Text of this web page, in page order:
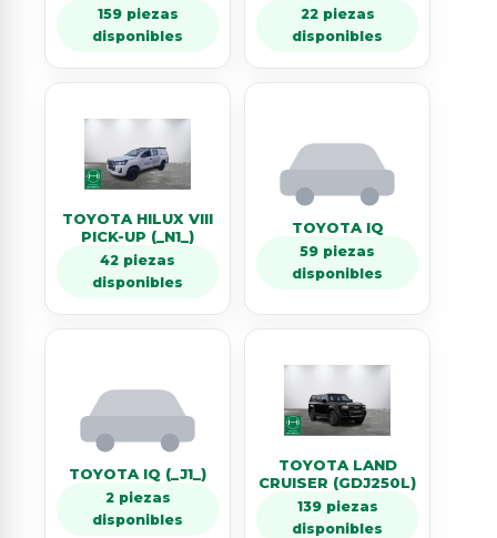
159 piezas
disponibles
22 piezas
disponibles
TOYOTA HILUX VIII
PICK-UP (_N1_)
42 piezas
disponibles
TOYOTA IQ
59 piezas
disponibles
TOYOTA IQ (_J1_)
2 piezas
disponibles
TOYOTA LAND
CRUISER (GDJ250L)
139 piezas
disponibles